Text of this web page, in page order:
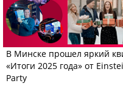
В Минске прошел яркий
«Итоги 2025 года» от
Party